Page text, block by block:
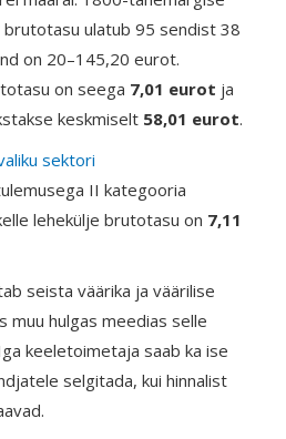
ulatub 95 sendist 38
on 20–145,20 eurot.
on seega 7,01 eurot ja
keskmiselt 58,01 eurot.
sektori
II kategooria
lehekülje brutotasu on 7,11
seista väärika ja väärilise
hulgas meedias selle
keeletoimetaja saab ka ise
selgitada, kui hinnalist